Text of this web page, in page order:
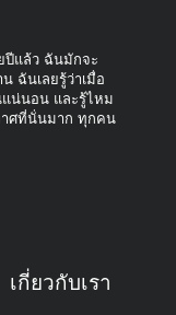
ปีแล้ว ฉันมักจะ
ฉันเลยรู้ว่าเมื่อ
แน่นอน และรู้ไหม
าศที่นั่นมาก ทุกคน
เกี่ยวกับเรา